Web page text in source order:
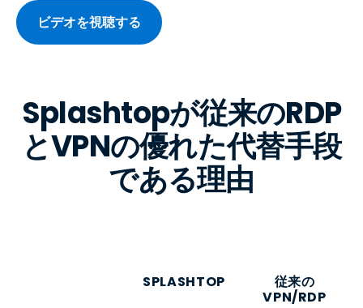
ビデオを視聴する
Splashtopが従来のRDP
とVPNの優れた代替手段
である理由
SPLASHTOP
従来の
VPN/RDP